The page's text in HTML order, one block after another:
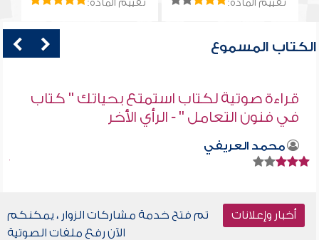
تقييم المادة: تقييم المادة:
الكتاب المسموع
قراءة صوتية لكتاب استمتع بحياتك " كتاب
في فنون التعامل " - الرأي الأخر
محمد العريفي
أخبار وإعلانات
تم فتح خدمة مشاركات الزوار ، يمكنكم
الآن رفع ملفات الصوتية